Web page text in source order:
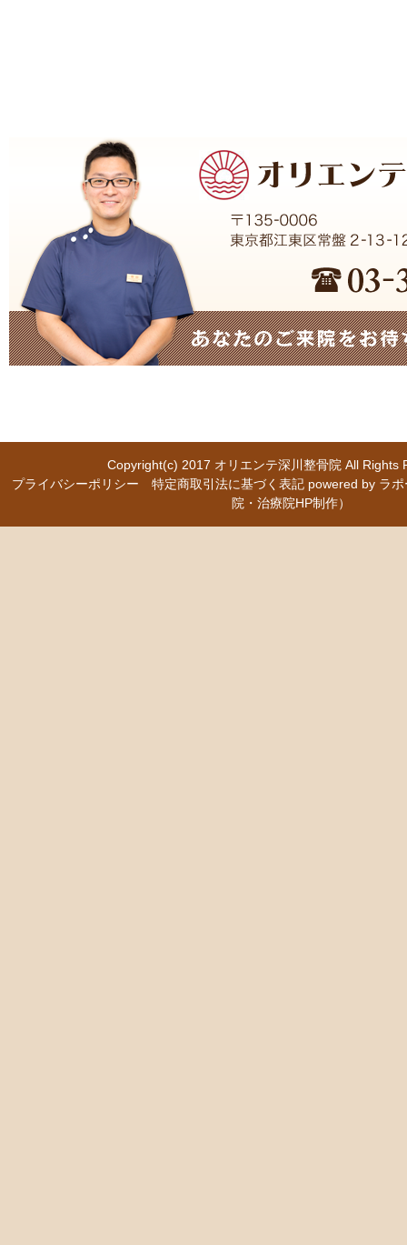
Copyright(c) 2017 オリエンテ深川整骨院 All
プライバシーポリシー
特定商取引法に基づく表記 powered by ラ
院・治療院HP制作）